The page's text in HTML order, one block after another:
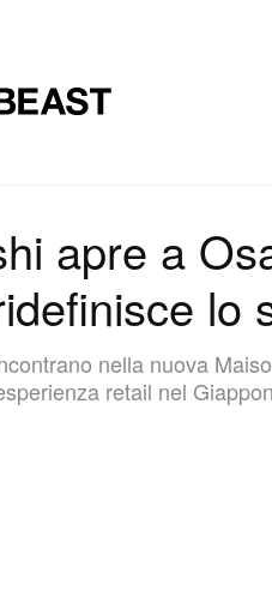
apre a
lo
nella nuova
retail nel